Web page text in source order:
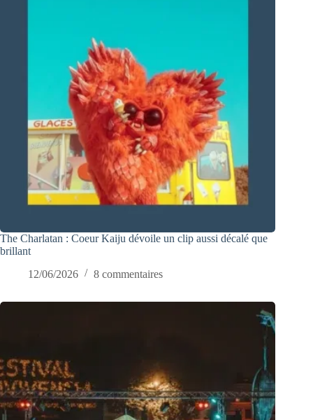
The Charlatan : Coeur Kaiju dévoile un clip aussi décalé que
brillant
12/06/2026
8 commentaires